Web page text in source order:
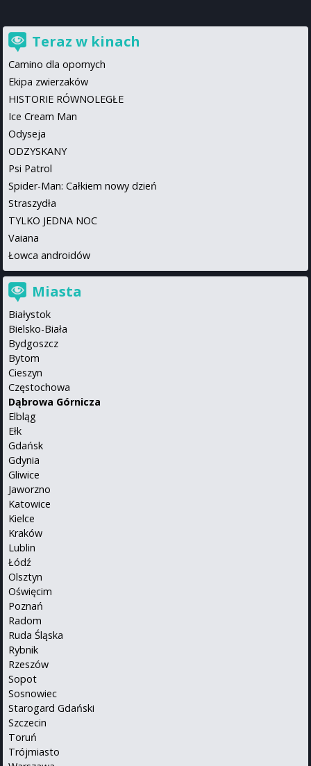
Teraz w kinach
Camino dla opornych
Ekipa zwierzaków
HISTORIE RÓWNOLEGŁE
Ice Cream Man
Odyseja
ODZYSKANY
Psi Patrol
Spider-Man: Całkiem nowy dzień
Straszydła
TYLKO JEDNA NOC
Vaiana
Łowca androidów
Miasta
Białystok
Bielsko-Biała
Bydgoszcz
Bytom
Cieszyn
Częstochowa
Dąbrowa Górnicza
Elbląg
Ełk
Gdańsk
Gdynia
Gliwice
Jaworzno
Katowice
Kielce
Kraków
Lublin
Łódź
Olsztyn
Oświęcim
Poznań
Radom
Ruda Śląska
Rybnik
Rzeszów
Sopot
Sosnowiec
Starogard Gdański
Szczecin
Toruń
Trójmiasto